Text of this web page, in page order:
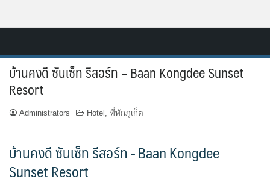
contentHome
ติดต่อ
ทำเว็บไซต์รีสอร์ท
เกี่ยวกับเรา
บ้านคงดี ซันเซ็ท รีสอร์ท – Baan Kongdee Sunset
Resort
Administrators Hotel , ที่พักภูเก็ต
บ้านคงดี ซันเซ็ท รีสอร์ท - Baan Kongdee
Sunset Resort